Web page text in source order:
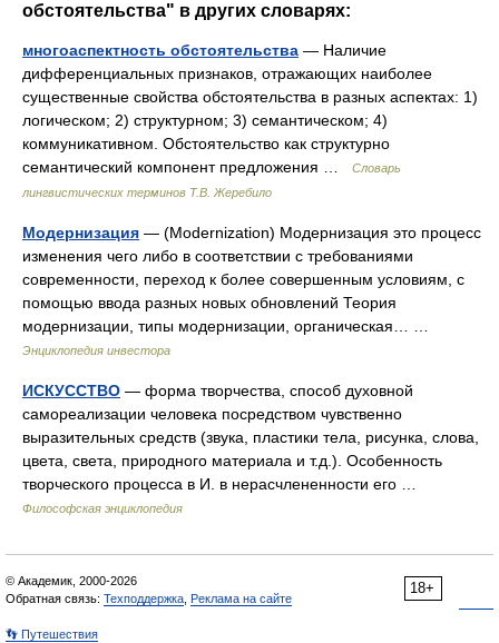
обстоятельства" в других словарях:
многоаспектность обстоятельства — Наличие
дифференциальных признаков, отражающих наиболее
существенные свойства обстоятельства в разных аспектах: 1)
логическом; 2) структурном; 3) семантическом; 4)
коммуникативном. Обстоятельство как структурно
семантический компонент предложения …
Словарь
лингвистических терминов Т.В. Жеребило
Модернизация — (Modernization) Модернизация это процесс
изменения чего либо в соответствии с требованиями
современности, переход к более совершенным условиям, с
помощью ввода разных новых обновлений Теория
модернизации, типы модернизации, органическая… …
Энциклопедия инвестора
ИСКУССТВО — форма творчества, способ духовной
самореализации человека посредством чувственно
выразительных средств (звука, пластики тела, рисунка, слова,
цвета, света, природного материала и т.д.). Особенность
творческого процесса в И. в нерасчлененности его …
Философская энциклопедия
18+
© Академик, 2000-2026
Обратная связь: Техподдержка Реклама на сайте
👣 Путешествия